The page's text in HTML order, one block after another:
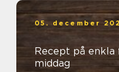
05. december
Recept på
middag